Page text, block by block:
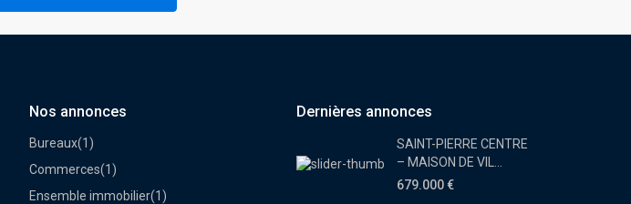
Nos annonces
Bureaux(1)
Commerces(1)
Ensemble immobilier(1)
Dernières annonces
SAINT-PIERRE CENTRE
– MAISON DE VIL...
679.000 €